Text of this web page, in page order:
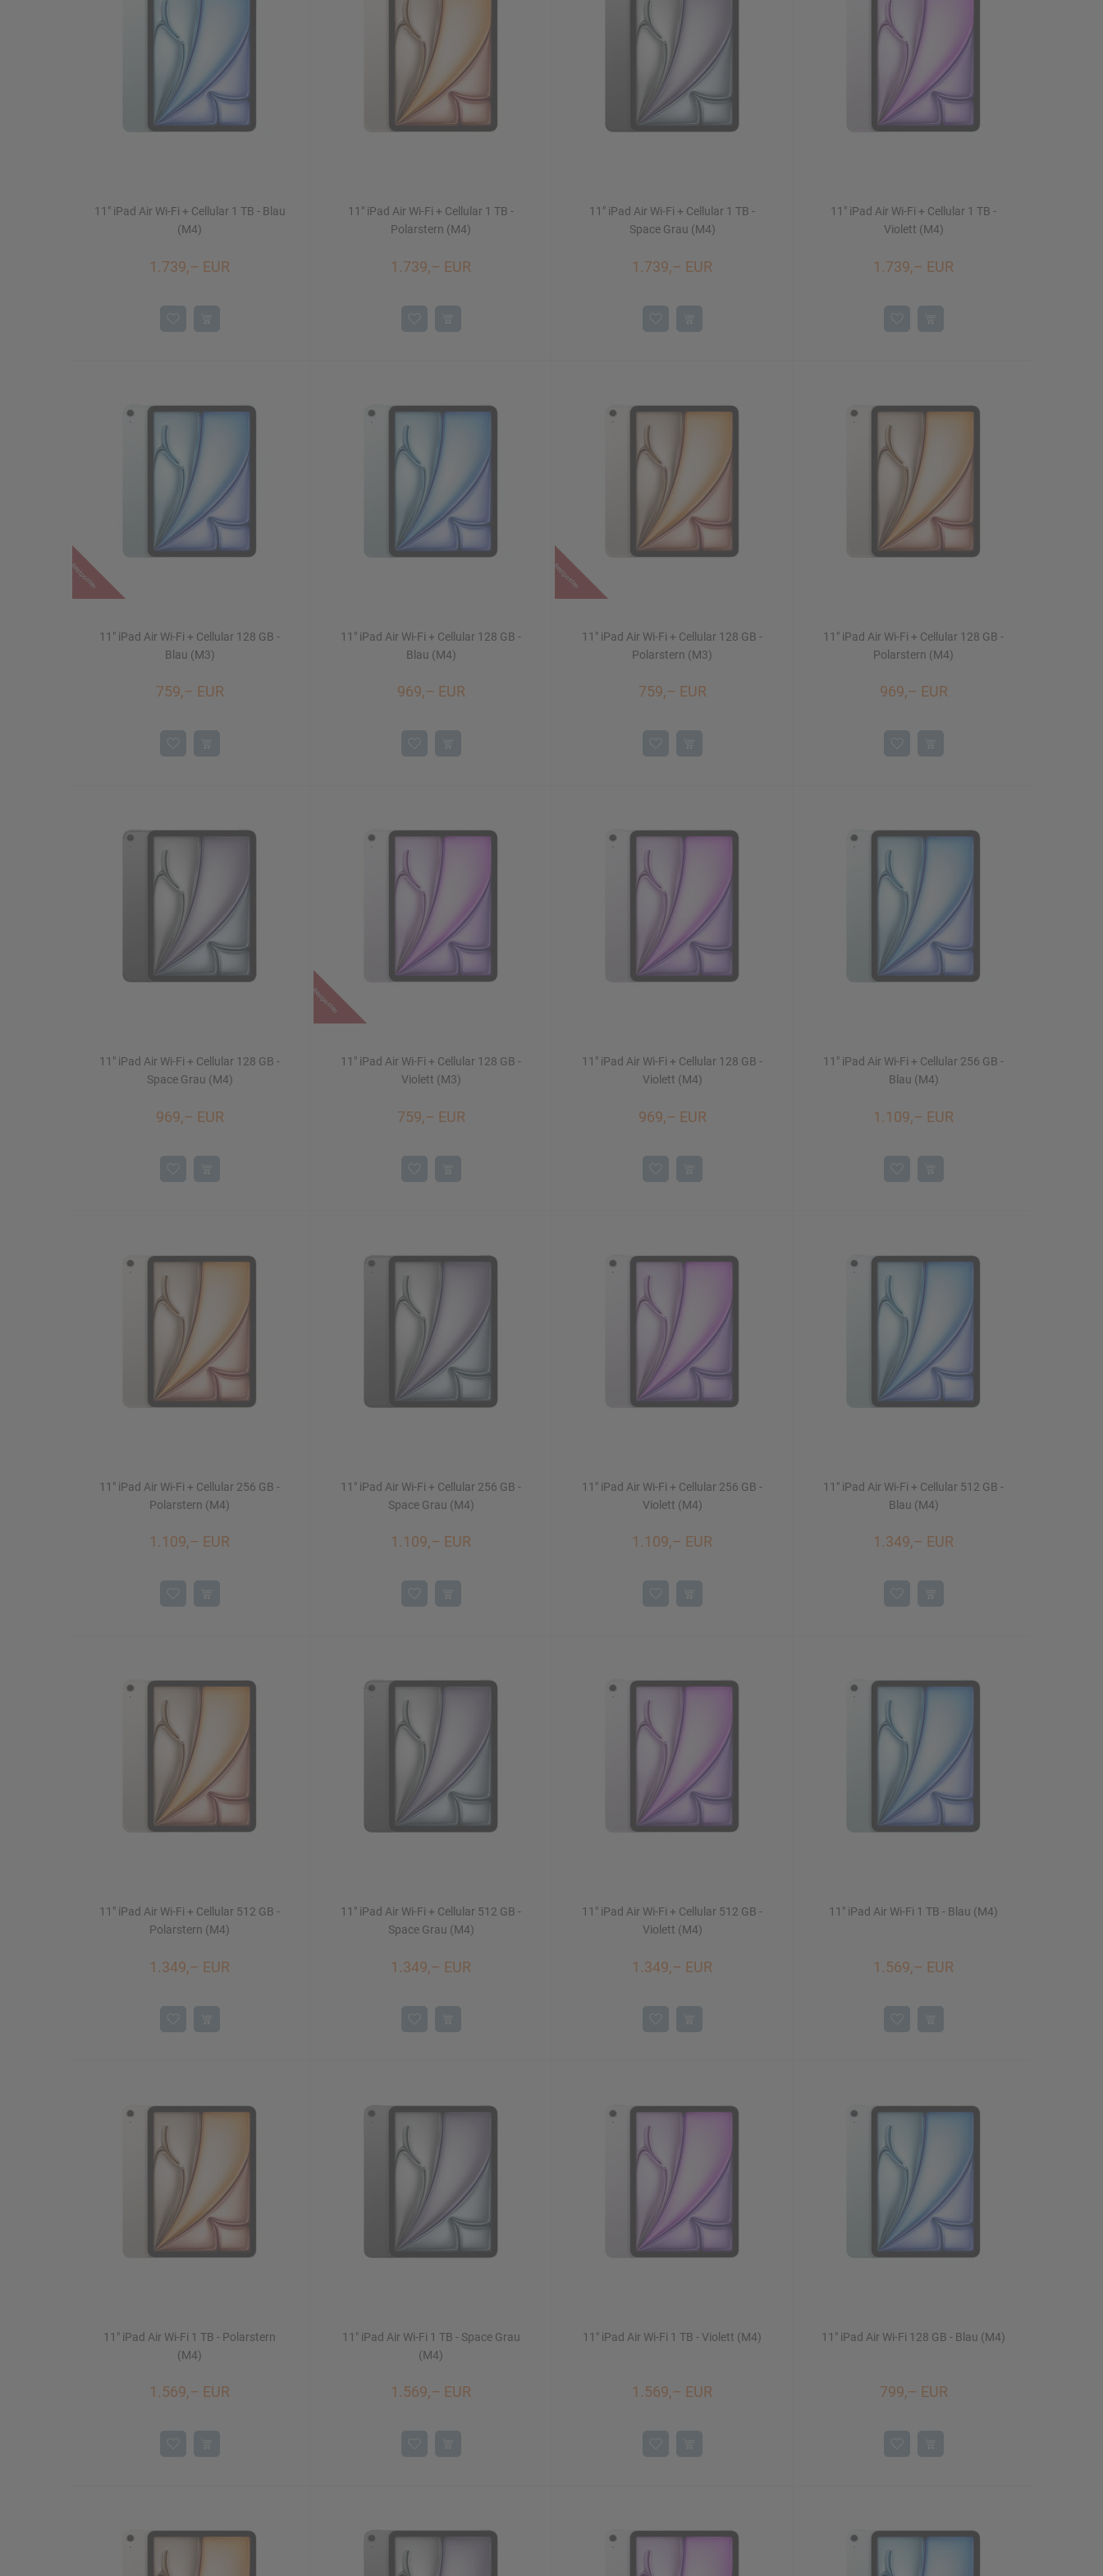
Mac Studio
iMac 24"
Displays NEU
iPhone 16/16 Plus
11" iPad Air Wi-Fi + Cellular 1 TB - Blau
(M4)
1.739,– EUR
11" iPad Air Wi-Fi + Cellular 1 TB -
Polarstern (M4)
1.739,– EUR
11" iPad Air Wi-Fi + Cellular 1 TB -
Space Grau (M4)
1.739,– EUR
11" iPad Air Wi-Fi + Cellular 1 TB -
Violett (M4)
1.739,– EUR
Restposten
11" iPad Air Wi-Fi + Cellular 128 GB -
Blau (M3)
759,– EUR
11" iPad Air Wi-Fi + Cellular 128 GB -
Blau (M4)
969,– EUR
Restposten
11" iPad Air Wi-Fi + Cellular 128 GB -
Polarstern (M3)
759,– EUR
11" iPad Air Wi-Fi + Cellular 128 GB -
Polarstern (M4)
969,– EUR
11" iPad Air Wi-Fi + Cellular 128 GB -
Space Grau (M4)
969,– EUR
Restposten
11" iPad Air Wi-Fi + Cellular 128 GB -
Violett (M3)
759,– EUR
11" iPad Air Wi-Fi + Cellular 128 GB -
Violett (M4)
969,– EUR
11" iPad Air Wi-Fi + Cellular 256 GB -
Blau (M4)
1.109,– EUR
11" iPad Air Wi-Fi + Cellular 256 GB -
Polarstern (M4)
1.109,– EUR
11" iPad Air Wi-Fi + Cellular 256 GB -
Space Grau (M4)
1.109,– EUR
11" iPad Air Wi-Fi + Cellular 256 GB -
Violett (M4)
1.109,– EUR
11" iPad Air Wi-Fi + Cellular 512 GB -
Blau (M4)
1.349,– EUR
11" iPad Air Wi-Fi + Cellular 512 GB -
Polarstern (M4)
1.349,– EUR
11" iPad Air Wi-Fi + Cellular 512 GB -
Space Grau (M4)
1.349,– EUR
11" iPad Air Wi-Fi + Cellular 512 GB -
Violett (M4)
1.349,– EUR
11" iPad Air Wi-Fi 1 TB - Blau (M4)
1.569,– EUR
11" iPad Air Wi-Fi 1 TB - Polarstern
(M4)
1.569,– EUR
11" iPad Air Wi-Fi 1 TB - Space Grau
(M4)
1.569,– EUR
11" iPad Air Wi-Fi 1 TB - Violett (M4)
1.569,– EUR
11" iPad Air Wi-Fi 128 GB - Blau (M4)
799,– EUR